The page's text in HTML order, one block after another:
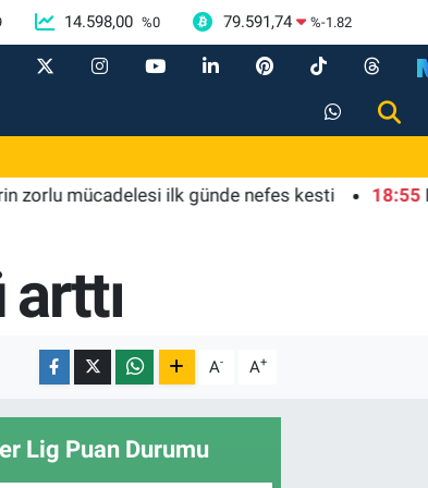
14.598,00 %0 79.591,74 %-1.82
mücadelesi ilk günde nefes kesti 18:55
A- A+
Lig Puan Durumu